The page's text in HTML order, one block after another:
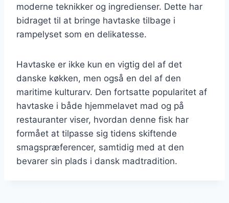
moderne teknikker og ingredienser. Dette har
bidraget til at bringe havtaske tilbage i
rampelyset som en delikatesse.
Havtaske er ikke kun en vigtig del af det
danske køkken, men også en del af den
maritime kulturarv. Den fortsatte popularitet af
havtaske i både hjemmelavet mad og på
restauranter viser, hvordan denne fisk har
formået at tilpasse sig tidens skiftende
smagspræferencer, samtidig med at den
bevarer sin plads i dansk madtradition.